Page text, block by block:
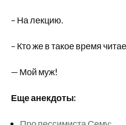
– На лекцию.
– Кто же в такое время
— Мой муж!
Еще анекдоты: